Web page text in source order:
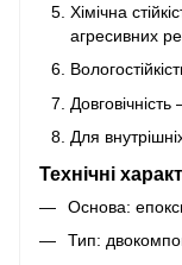
Хімічна
агресивних
Для
Технічні
Основа:
Тип: